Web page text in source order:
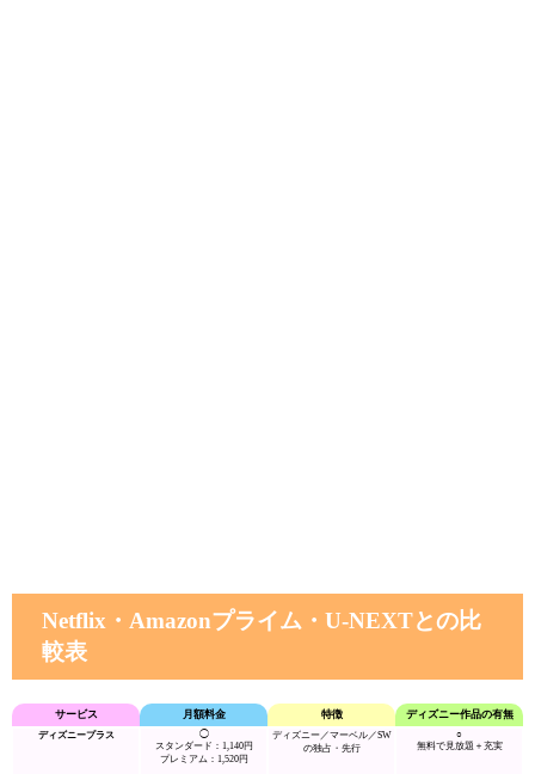
Netflix・Amazonプライム・ U-NEXTとの比
較表
サービス 月額料金 特徴 ディズニー作品の有無
ディズニープラス
◯
スタンダード：1,140円
プレミアム：1,520円
ディズニー／マーベル／SW
の独占・先行
○
無料で見放題＋充実